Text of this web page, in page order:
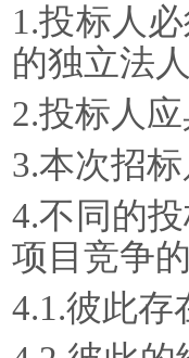
1.投标人
的独立法
2.投标人
3.本次招
4.不同的
项目竞争
4.1.彼此存